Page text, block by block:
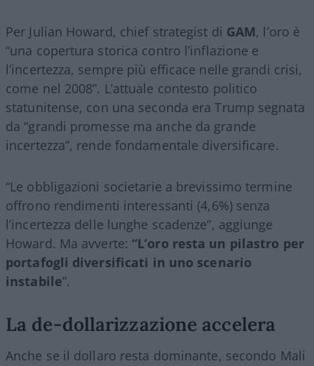
Per Julian Howard, chief strategist di GAM, l’oro è
“una copertura storica contro l’inflazione e
l’incertezza, sempre più efficace nelle grandi crisi,
come nel 2008”. L’attuale contesto politico
statunitense, con una seconda era Trump segnata
da “grandi promesse ma anche da grande
incertezza”, rende fondamentale diversificare.
“Le obbligazioni societarie a brevissimo termine
offrono rendimenti interessanti (4,6%) senza
l’incertezza delle lunghe scadenze”, aggiunge
Howard. Ma avverte:“L’oro resta un pilastro per
portafogli diversificati in uno scenario
instabile”.
La de-dollarizzazione accelera
Anche se il dollaro resta dominante, secondo Mali